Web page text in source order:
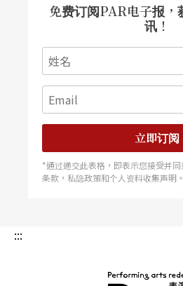
免费订阅PAR电子报，
讯！
立即订阅
*通过递交此表格，即表示您接受并
条款，私隐政策和个人资料收集声明。
:::